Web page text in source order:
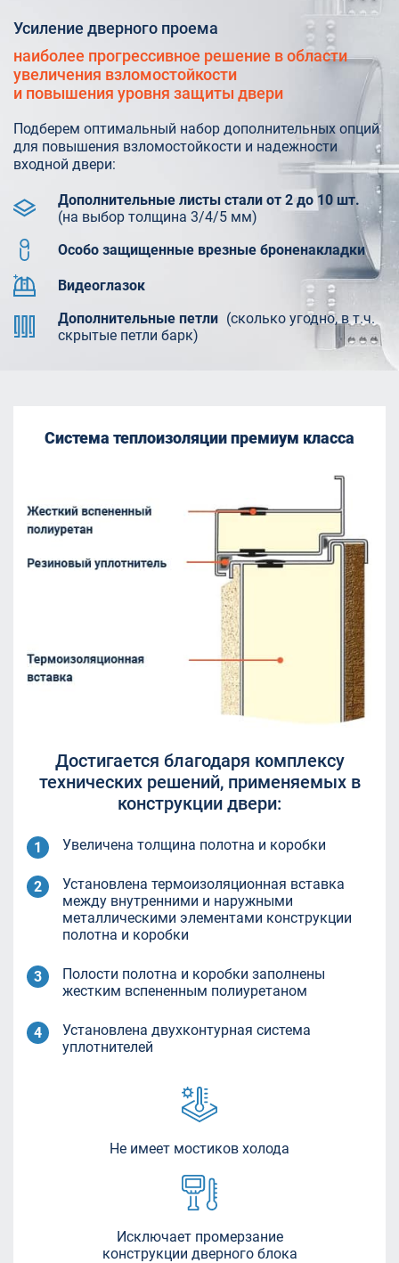
Усиление дверного проема
наиболее прогрессивное решение в области
увеличения взломостойкости
и повышения уровня защиты двери
Подберем оптимальный набор дополнительных опций
для повышения взломостойкости и надежности
входной двери:
Дополнительные листы стали от 2 до 10 шт.
(на выбор толщина 3/4/5 мм)
Особо защищенные врезные броненакладки
Видеоглазок
Дополнительные петли (сколько угодно, в т.ч.
скрытые петли барк)
Система теплоизоляции премиум класса
Достигается благодаря комплексу
техническихрешений, применяемых в
конструкции двери:
Увеличена толщина полотна и коробки
Установлена термоизоляционная вставка
между внутренними и наружными
металлическими элементами конструкции
полотна и коробки
Полости полотна и коробки заполнены
жестким вспененным полиуретаном
Установлена двухконтурная система
уплотнителей
Не имеет мостиков холода
Исключает промерзание
конструкции дверного блока